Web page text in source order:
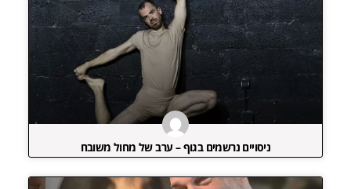
ניסויים נרשמים בגוף – ערב של מחול משובח